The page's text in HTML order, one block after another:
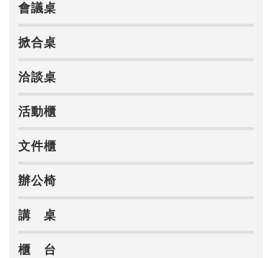
會議桌
掀合桌
洽談桌
活動櫃
文件櫃
辦公椅
講 桌
櫃 台